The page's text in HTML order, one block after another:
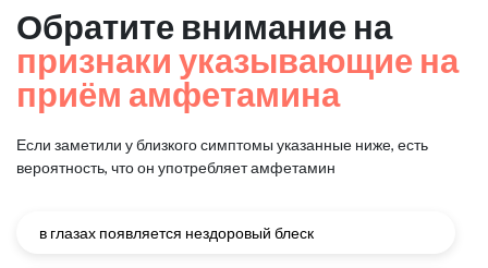
Обратите внимание на
признаки указывающие на
приём амфетамина
Если заметили у близкого симптомы указанные ниже, есть
вероятность, что он употребляет амфетамин
в глазах появляется нездоровый блеск